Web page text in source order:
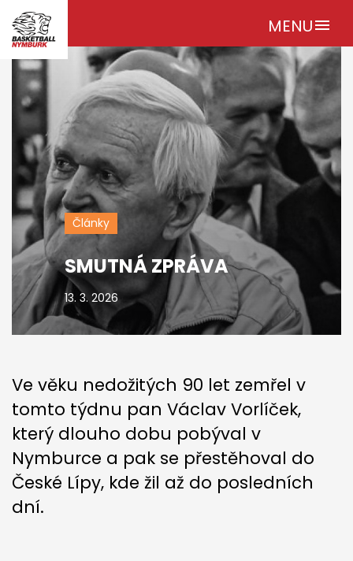
MENUmenu
Články
SMUTNÁ ZPRÁVA
13. 3. 2026
Ve věku nedožitých 90 let zemřel v
tomto týdnu pan Václav Vorlíček,
který dlouho dobu pobýval v
Nymburce a pak se přestěhoval do
České Lípy, kde žil až do posledních
dní.